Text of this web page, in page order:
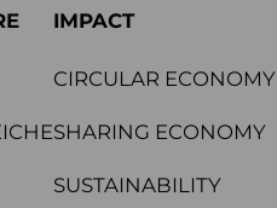
IMPACT
CIRCULAR ECONOMY
SHARING ECONOMY
SUSTAINABILITY